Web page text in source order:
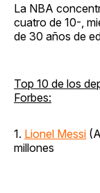
La NBA
cuatro de 10-,
de 30 años de
Top 10 de los
Forbes:
1. Lionel Messi
millones